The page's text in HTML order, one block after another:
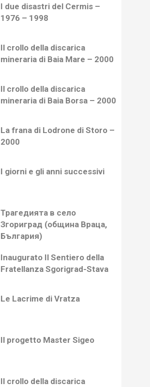
I due disastri del Cermis –
1976 – 1998
Il crollo della discarica
mineraria di Baia Mare – 2000
Il crollo della discarica
mineraria di Baia Borsa – 2000
La frana di Lodrone di Storo –
2000
I giorni e gli anni successivi
Трагедията в село
Згориград (община Враца,
България)
Inaugurato Il Sentiero della
Fratellanza Sgorigrad-Stava
Le Lacrime di Vratza
Il progetto Master Sigeo
Il crollo della discarica